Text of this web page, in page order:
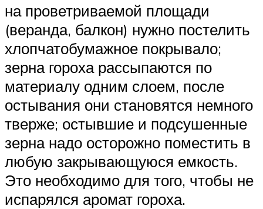
на проветриваемой площади
(веранда, балкон) нужно постелить
хлопчатобумажное покрывало;
зерна гороха рассыпаются по
материалу одним слоем, после
остывания они становятся немного
тверже; остывшие и подсушенные
зерна надо осторожно поместить в
любую закрывающуюся емкость.
Это необходимо для того, чтобы не
испарялся аромат гороха.